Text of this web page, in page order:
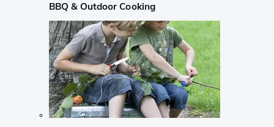
BBQ & Outdoor Cooking